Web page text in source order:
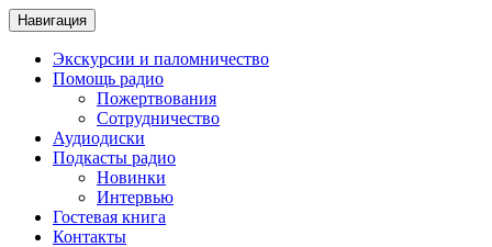
Навигация
Экскурсии и паломничество
Помощь радио
Пожертвования
Сотрудничество
Аудиодиски
Подкасты радио
Новинки
Интервью
Гостевая книга
Контакты